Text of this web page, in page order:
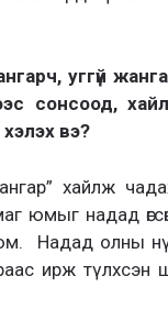
уггүй
сонсоод,
хэлэх вэ?
хайлж
юмыг надад
Надад олны
ирж